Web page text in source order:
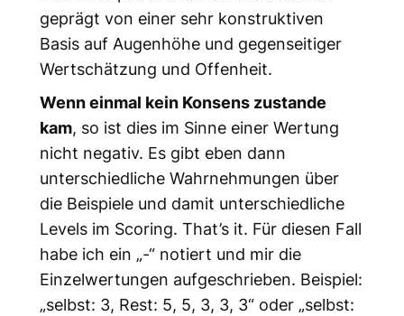
geprägt von einer sehr konstruktiven
Basis auf Augenhöhe und gegenseitiger
Wertschätzung und Offenheit.
Wenn einmal kein Konsens zustande
kam, so ist dies im Sinne einer Wertung
nicht negativ. Es gibt eben dann
unterschiedliche Wahrnehmungen über
die Beispiele und damit unterschiedliche
Levels im Scoring. That’s it. Für diesen Fall
habe ich ein „-“ notiert und mir die
Einzelwertungen aufgeschrieben. Beispiel:
„selbst: 3, Rest: 5, 5, 3, 3, 3“ oder „selbst: